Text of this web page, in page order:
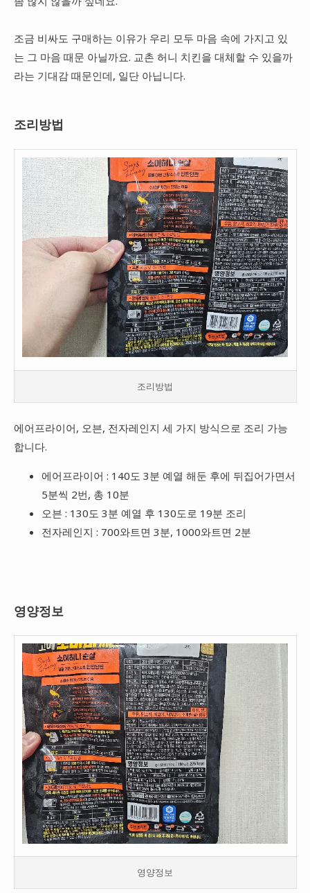
조금 비싸도 구매하는 이유가 우리 모두 마음 속에 가지고 있
는 그 마음 때문 아닐까요. 교촌 허니 치킨을 대체할 수 있을까
라는 기대감 때문인데, 일단 아닙니다.
조리방법
조리방법
에어프라이어, 오븐, 전자레인지 세 가지 방식으로 조리 가능
합니다.
에어프라이어 : 140도 3분 예열 해둔 후에 뒤집어가면서
5분씩 2번, 총 10분
오븐 : 130도 3분 예열 후 130도로 19분 조리
전자레인지 : 700와트면 3분, 1000와트면 2분
영양정보
영양정보